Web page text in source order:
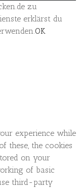
zu
erklärst du
OK
experience while
these, the cookies
on your
of basic
third-party